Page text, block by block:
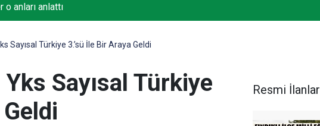
anları anlattı
Sayısal Türkiye 3.’sü İle Bir Araya Geldi
Sayısal Türkiye
Resmi İlanlar